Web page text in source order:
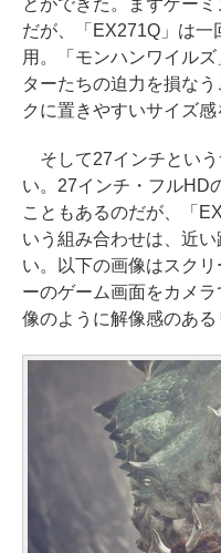
だが、「EX271Q」は一
用。「モンハンワイル
ターたちの迫力を損な
クに置きやすいサイズ感
そして27インチという
い。27インチ・フルHD
こともあるのだが、「
いう組み合わせは、近
い。以下の画像はスク
ーのゲーム画面をカメ
像のように解像感のある